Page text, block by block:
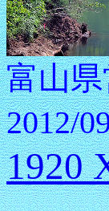
富山
2012/
1920